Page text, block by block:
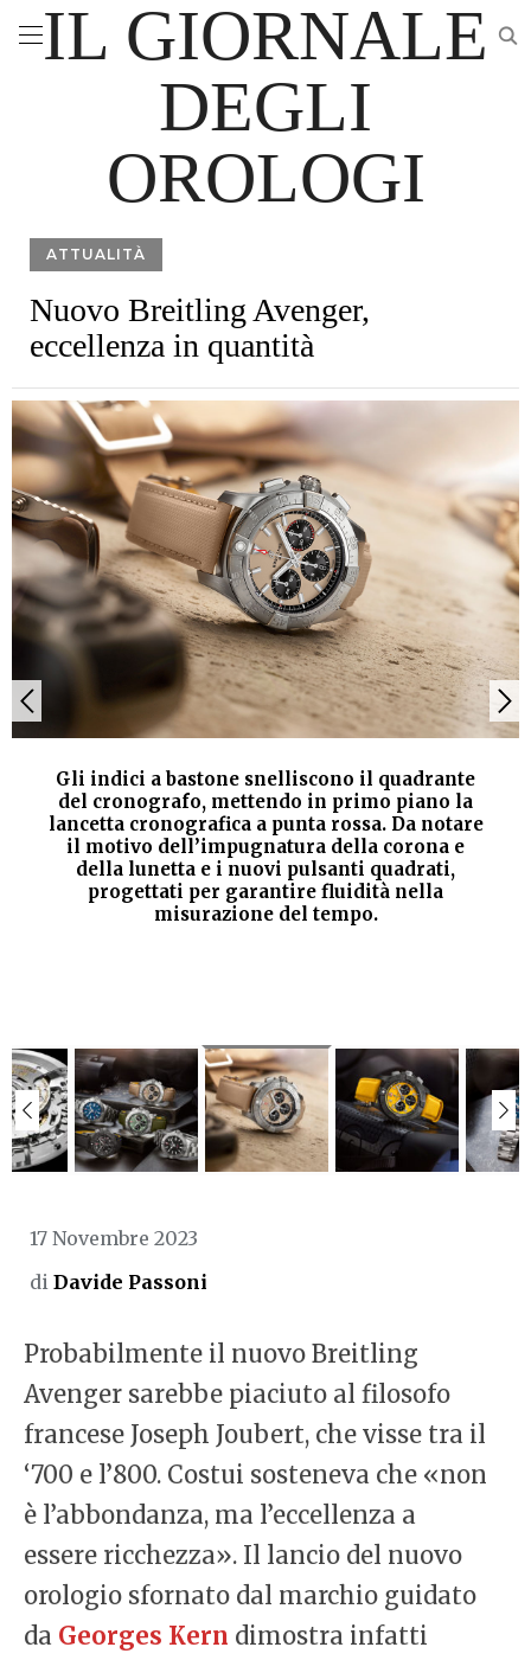
IL GIORNALE
DEGLI
OROLOGI
ATTUALITÀ
Nuovo Breitling Avenger,
eccellenza in quantità
Gli indici a bastone snelliscono il quadrante
del cronografo, mettendo in primo piano la
lancetta cronografica a punta rossa. Da notare
il motivo dell’impugnatura della corona e
della lunetta e i nuovi pulsanti quadrati,
progettati per garantire fluidità nella
misurazione del tempo.
17 Novembre 2023
di Davide Passoni
Probabilmente il nuovo Breitling
Avenger sarebbe piaciuto al filosofo
francese Joseph Joubert, che visse tra il
‘700 e l’800. Costui sosteneva che «non
è l’abbondanza, ma l’eccellenza a
essere ricchezza». Il lancio del nuovo
orologio sfornato dal marchio guidato
da Georges Kern dimostra infatti